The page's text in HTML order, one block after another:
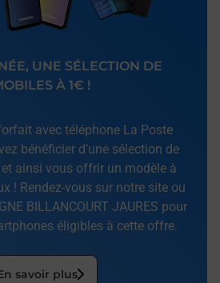
UNE SÉLECTION DE
À 1€ !
avec téléphone La Poste
bénéficier d’une sélection de
ainsi vous offrir un modèle à
! Rendez-vous sur notre site ou
BILLANCOURT JAURES pour
éligibles à cette offre.
savoir plus